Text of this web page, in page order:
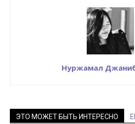
Нуржамал
ЭТО МОЖЕТ БЫТЬ ИНТЕРЕСНО